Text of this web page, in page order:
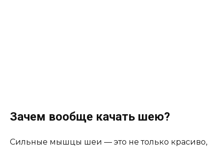
Зачем вообще качать шею?
Сильные мышцы шеи — это не только красиво,